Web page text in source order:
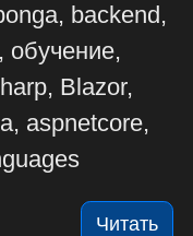
backend,
обучение,
Blazor,
aspnetcore,
Читать